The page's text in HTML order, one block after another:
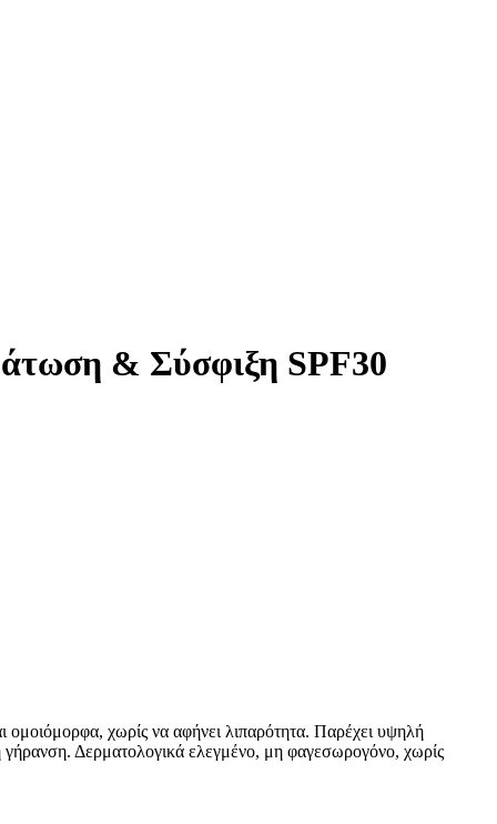
& Σύσφιξη SPF30
χωρίς να αφήνει λιπαρότητα. Παρέχει υψηλή
Δερματολογικά ελεγμένο, μη φαγεσωρογόνο, χωρίς